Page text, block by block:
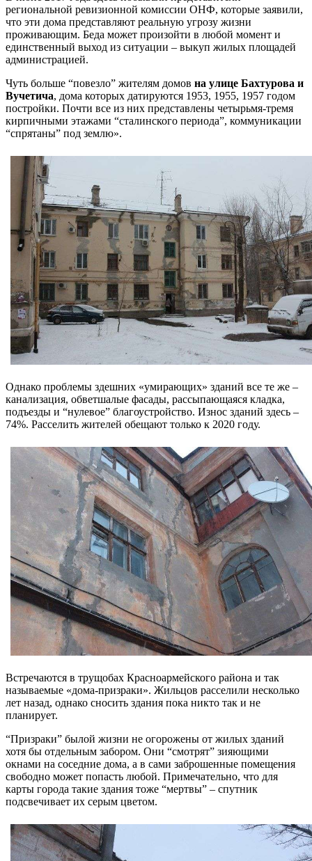
региональной ревизионной комиссии ОНФ, которые заявили,
что эти дома представляют реальную угрозу жизни
проживающим. Беда может произойти в любой момент и
единственный выход из ситуации – выкуп жилых площадей
администрацией.
Чуть больше “повезло” жителям домов на улице Бахтурова и
Вучетича, дома которых датируются 1953, 1955, 1957 годом
постройки. Почти все из них представлены четырьмя-тремя
кирпичными этажами “сталинского периода”, коммуникации
“спрятаны” под землю».
Однако проблемы здешних «умирающих» зданий все те же –
канализация, обветшалые фасады, рассыпающаяся кладка,
подъезды и “нулевое” благоустройство. Износ зданий здесь –
74%. Расселить жителей обещают только к 2020 году.
Встречаются в трущобах Красноармейского района и так
называемые «дома-призраки». Жильцов расселили несколько
лет назад, однако сносить здания пока никто так и не
планирует.
“Призраки” былой жизни не огорожены от жилых зданий
хотя бы отдельным забором. Они “смотрят” зияющими
окнами на соседние дома, а в сами заброшенные помещения
свободно может попасть любой. Примечательно, что для
карты города такие здания тоже “мертвы” – спутник
подсвечивает их серым цветом.